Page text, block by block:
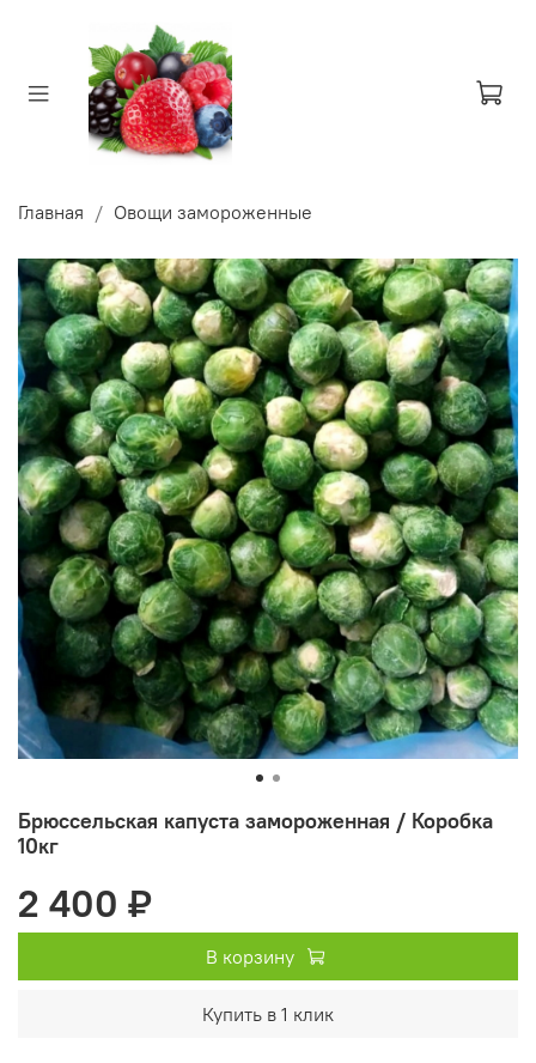
Главная Овощи замороженные
Брюссельская капуста замороженная / Коробка
10кг
2 400 ₽
В корзину
Купить в 1 клик